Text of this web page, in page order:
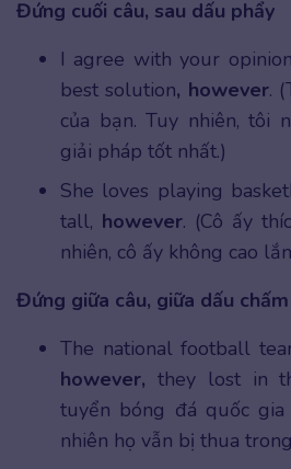
Đứng cuối câu, sau dấu phẩy
I agree with your
best solution, however.
của bạn. Tuy nhiên, tôi
giải pháp tốt nhất.)
She loves playing
tall, however. (Cô ấy
nhiên, cô ấy không cao
Đứng giữa câu, giữa dấu
The national football
however, they lost in
tuyển bóng đá quốc
nhiên họ vẫn bị thua